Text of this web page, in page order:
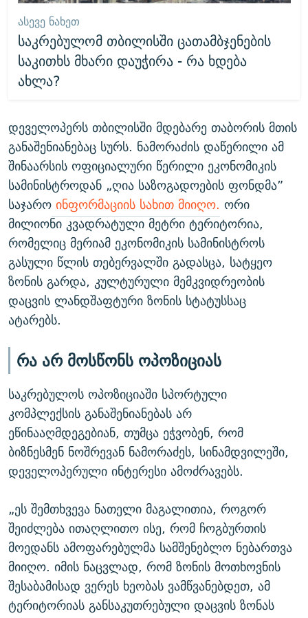
ᲐᲡᲔᲕᲔ ᲜᲐᲮᲔᲗ
საკრებულომ თბილისში ცათამბჯენების
საკითხს მხარი დაუჭირა - რა ხდება
ახლა?
დეველოპერს თბილისში მდებარე თაბორის მთის
განაშენიანებაც სურს. ნამორაძის დაწერილი ამ
შინაარსის ოფიციალური წერილი ეკონომიკის
სამინისტროდან „ღია საზოგადოების ფონდმა”
საჯაროინფორმაციის სახით მიიღო. ორი
მილიონი კვადრატული მეტრი ტერიტორია,
რომელიც მერიამ ეკონომიკის სამინისტროს
გასული წლის თებერვალში გადასცა, სატყეო
ზონის გარდა, კულტურული მემკვიდრეობის
დაცვის ლანდშაფტური ზონის სტატუსსაც
ატარებს.
რა არ მოსწონს ოპოზიციას
საკრებულოს ოპოზიციაში სპორტული
კომპლექსის განაშენიანებას არ
ეწინააღმდეგებიან, თუმცა ეჭვობენ, რომ
ბიზნესმენ ნოშრევან ნამორაძეს, სინამდვილეში,
დეველოპერული ინტერესი ამოძრავებს.
„ეს შემთხვევა ნათელი მაგალითია, როგორ
შეიძლება ითაღლითო ისე, რომ ჩოგბურთის
მოედანს ამოფარებულმა სამშენებლო ნებართვა
მიიღო. იმის ნაცვლად, რომ ზონის მოთხოვნის
შესაბამისად ვერეს ხეობას ვამწვანებდეთ, ამ
ტერიტორიას განსაკუთრებული დაცვის ზონას